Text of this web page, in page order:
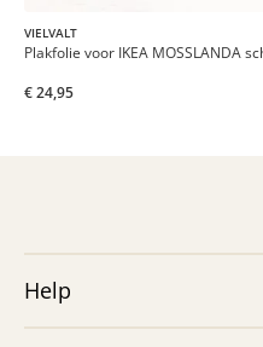
VIELVALT
Plakfolie voor IKEA MOSSLANDA
€ 24,95
Help